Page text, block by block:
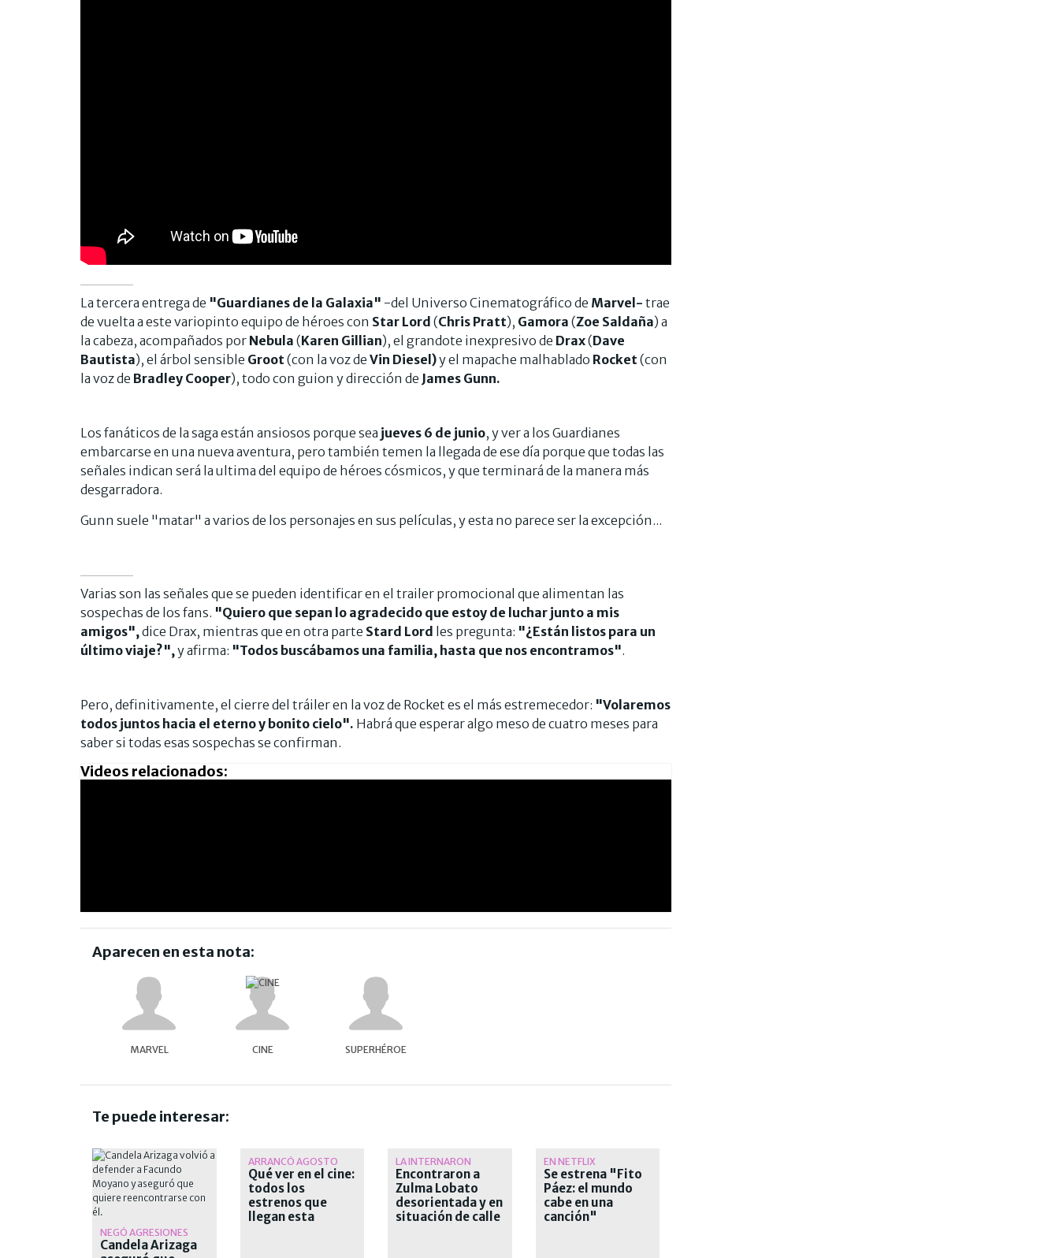
La tercera entrega de "Guardianes de la Galaxia" -del Universo Cinematográfico de Marvel- trae
de vuelta a este variopinto equipo de héroes con Star Lord (Chris Pratt), Gamora (Zoe Saldaña) a
la cabeza, acompañados por Nebula (Karen Gillian), el grandote inexpresivo de Drax(Dave
Bautista), el árbol sensible Groot(con la voz de Vin Diesel)y el mapache malhablado Rocket(con
la voz de Bradley Cooper), todo con guion y dirección de James Gunn.
Los fanáticos de la saga están ansiosos porque sea jueves 6 de junio, y ver a los Guardianes
embarcarse en una nueva aventura, pero también temen la llegada de ese día porque que todas las
señales indican será la ultima del equipo de héroes cósmicos, y que terminará de la manera más
desgarradora.
Gunn suele "matar" a varios de los personajes en sus películas, y esta no parece ser la excepción...
Varias son las señales que se pueden identificar en el trailer promocional que alimentan las
sospechas de los fans. "Quiero que sepan lo agradecido que estoy de luchar junto a mis
amigos", dice Drax, mientras que en otra parte Stard Lord les pregunta: "¿Están listos para un
último viaje?", y afirma: "Todos buscábamos una familia, hasta que nos encontramos".
Pero, definitivamente, el cierre del tráiler en la voz de Rocket es el más estremecedor: "Volaremos
todos juntos hacia el eterno y bonito cielo". Habrá que esperar algo meso de cuatro meses para
saber si todas esas sospechas se confirman.
Videos relacionados:
Aparecen en esta nota:
MARVEL CINE SUPERHÉROE
Te puede interesar:
NEGÓ AGRESIONES
Candela Arizaga
ARRANCÓ AGOSTO
Qué ver en el cine:
todos los
estrenos que
llegan esta
LA INTERNARON
Encontraron a
Zulma Lobato
desorientada y en
situación de calle
EN NETFLIX
Se estrena "Fito
Páez: el mundo
cabe en una
canción"